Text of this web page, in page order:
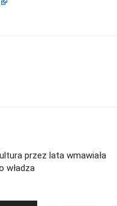
przez lata wmawiała
władza